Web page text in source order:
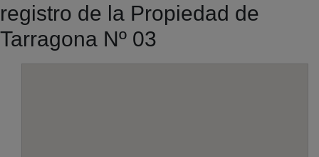
registro de la Propiedad de
Tarragona Nº 03